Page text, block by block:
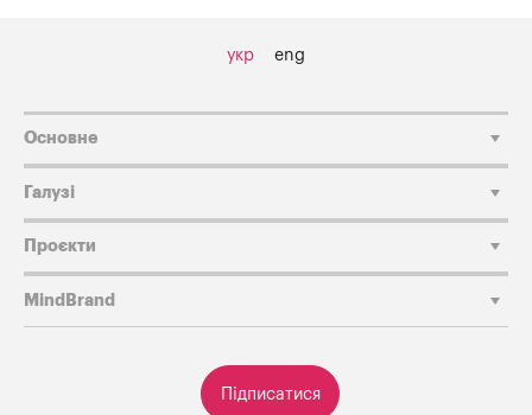
укр eng
Підписатися
Основне
Галузі
Проєкти
MindBrand